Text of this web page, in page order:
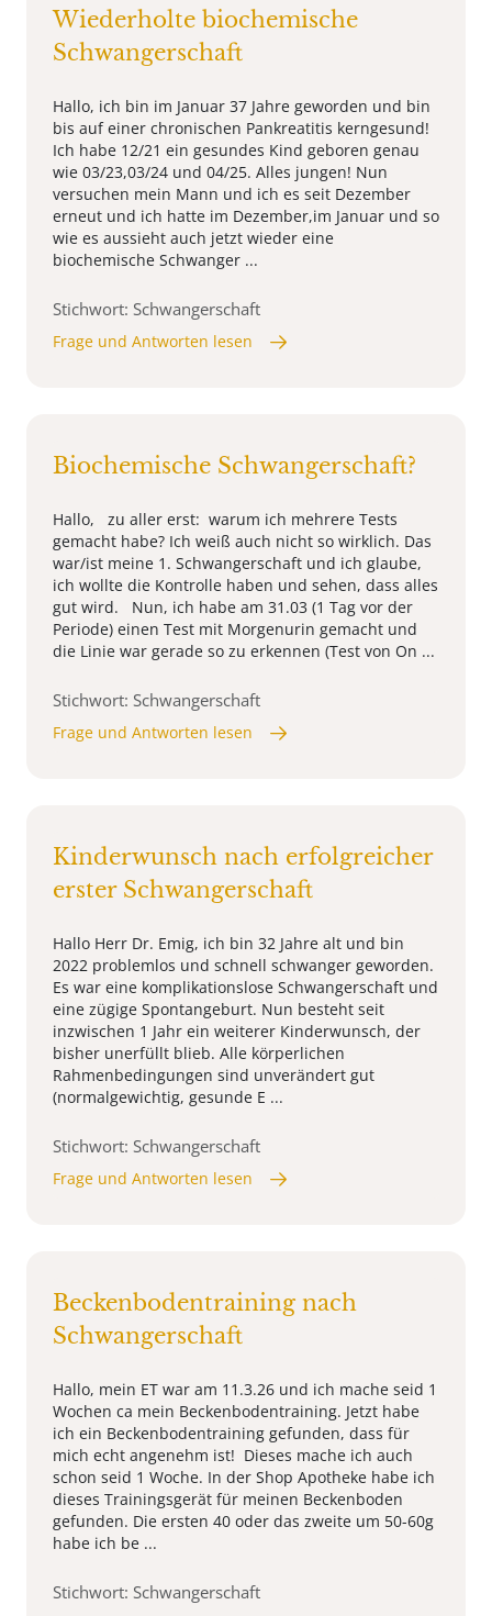
Wiederholte biochemische
Schwangerschaft
Hallo, ich bin im Januar 37 Jahre geworden und bin
bis auf einer chronischen Pankreatitis kerngesund!
Ich habe 12/21 ein gesundes Kind geboren genau
wie 03/23,03/24 und 04/25. Alles jungen! Nun
versuchen mein Mann und ich es seit Dezember
erneut und ich hatte im Dezember,im Januar und so
wie es aussieht auch jetzt wieder eine
biochemische Schwanger ...
Stichwort: Schwangerschaft
Frage und Antworten lesen
Biochemische Schwangerschaft?
Hallo, zu aller erst: warum ich mehrere Tests
gemacht habe? Ich weiß auch nicht so wirklich. Das
war/ist meine 1. Schwangerschaft und ich glaube,
ich wollte die Kontrolle haben und sehen, dass alles
gut wird. Nun, ich habe am 31.03 (1 Tag vor der
Periode) einen Test mit Morgenurin gemacht und
die Linie war gerade so zu erkennen (Test von On ...
Stichwort: Schwangerschaft
Frage und Antworten lesen
Kinderwunsch nach erfolgreicher
erster Schwangerschaft
Hallo Herr Dr. Emig, ich bin 32 Jahre alt und bin
2022 problemlos und schnell schwanger geworden.
Es war eine komplikationslose Schwangerschaft und
eine zügige Spontangeburt. Nun besteht seit
inzwischen 1 Jahr ein weiterer Kinderwunsch, der
bisher unerfüllt blieb. Alle körperlichen
Rahmenbedingungen sind unverändert gut
(normalgewichtig, gesunde E ...
Stichwort: Schwangerschaft
Frage und Antworten lesen
Beckenbodentraining nach
Schwangerschaft
Hallo, mein ET war am 11.3.26 und ich mache seid 1
Wochen ca mein Beckenbodentraining. Jetzt habe
ich ein Beckenbodentraining gefunden, dass für
mich echt angenehm ist! Dieses mache ich auch
schon seid 1 Woche. In der Shop Apotheke habe ich
dieses Trainingsgerät für meinen Beckenboden
gefunden. Die ersten 40 oder das zweite um 50-60g
habe ich be ...
Stichwort: Schwangerschaft